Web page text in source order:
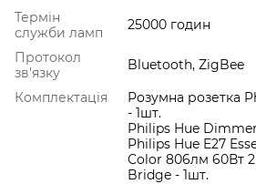
Термін
служби ламп
25000 годин
Протокол
зв'язку
Bluetooth, ZigBee
Комплектація
Розумна розетка
- 1шт.
Philips Hue
Philips Hue E27
Color 806лм 60Вт
Bridge - 1шт.